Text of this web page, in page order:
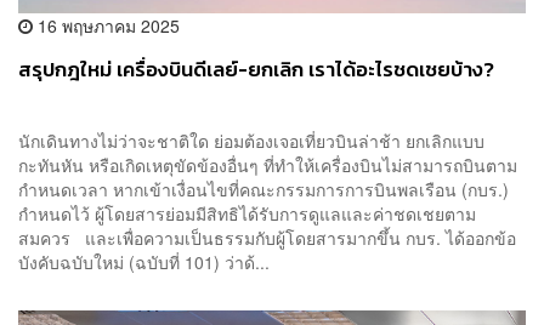
16 พฤษภาคม 2025
สรุปกฎใหม่ เครื่องบินดีเลย์-ยกเลิก เราได้อะไรชดเชยบ้าง?
นักเดินทางไม่ว่าจะชาติใด ย่อมต้องเจอเที่ยวบินล่าช้า ยกเลิกแบบ
กะทันหัน หรือเกิดเหตุขัดข้องอื่นๆ ที่ทำให้เครื่องบินไม่สามารถบินตาม
กำหนดเวลา หากเข้าเงื่อนไขที่คณะกรรมการการบินพลเรือน (กบร.)
กำหนดไว้ ผู้โดยสารย่อมมีสิทธิได้รับการดูแลและค่าชดเชยตาม
สมควร และเพื่อความเป็นธรรมกับผู้โดยสารมากขึ้น กบร. ได้ออกข้อ
บังคับฉบับใหม่ (ฉบับที่ 101) ว่าด้...